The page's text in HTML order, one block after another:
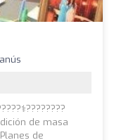
de masa
de